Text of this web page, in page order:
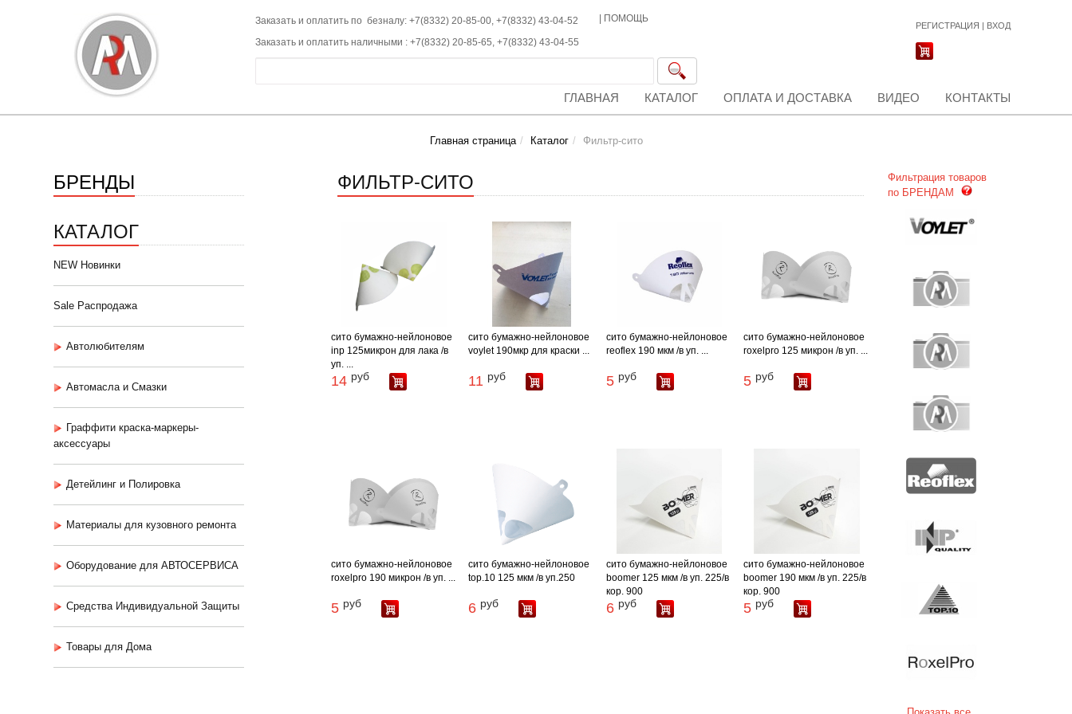
Заказать и оплатить по безналу: +7(8332) 20-85-00, +7(8332) 43-04-52
Заказать и оплатить наличными : +7(8332) 20-85-65, +7(8332) 43-04-55
ПОМОЩЬ
РЕГИСТРАЦИЯ | ВХОД
ГЛАВНАЯ КАТАЛОГ ОПЛАТА И ДОСТАВКА ВИДЕО КОНТАКТЫ
Главная страница Каталог Фильтр-сито
БРЕНДЫ
КАТАЛОГ
NEW Новинки
Sale Распродажа
Автолюбителям
Автомасла и Смазки
Граффити краска-маркеры-
аксессуары
Детейлинг и Полировка
Материалы для кузовного ремонта
Оборудование для АВТОСЕРВИСА
Средства Индивидуальной Защиты
Товары для Дома
ФИЛЬТР-СИТО
сито бумажно-нейлоновое
inp 125микрон для лака /в
уп. ...
14 руб
сито бумажно-нейлоновое
voylet 190мкр для краски ...
11 руб
сито бумажно-нейлоновое
reoflex 190 мкм /в уп. ...
5 руб
сито бумажно-нейлоновое
roxelpro 125 микрон /в уп. ...
5 руб
сито бумажно-нейлоновое
roxelpro 190 микрон /в уп. ...
5 руб
сито бумажно-нейлоновое
top.10 125 мкм /в уп.250
6 руб
сито бумажно-нейлоновое
boomer 125 мкм /в уп. 225/в
кор. 900
6 руб
сито бумажно-нейлоновое
boomer 190 мкм /в уп. 225/в
кор. 900
5 руб
Фильтрация товаров
по БРЕНДАМ